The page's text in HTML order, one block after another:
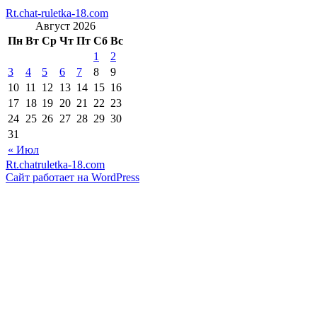
Rt.chat-ruletka-18.com
Август 2026
Пн Вт Ср Чт Пт Сб Вс
« Июл
1
2
3
4 5 6 7 8
9
10 11 12 13 14 15 16
17 18 19 20 21 22 23
24 25 26 27 28 29 30
31
Rt.chatruletka-18.com
Сайт работает на WordPress